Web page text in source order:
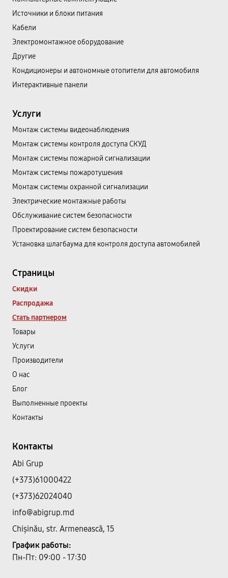
Источники и блоки питания
Кабели
Электромонтажное оборудование
Другие
Кондиционеры и автономные отопители для автомобиля
Интерактивные панели
Услуги
Монтаж системы видеонаблюдения
Монтаж системы контроля доступа СКУД
Монтаж системы пожарной сигнализации
Монтаж системы пожаротушения
Монтаж системы охранной сигнализации
Электрические монтажные работы
Обслуживание систем безопасности
Проектирование систем безопасности
Установка шлагбаума для контроля доступа автомобилей
Страницы
Скидки
Распродажа
Стать партнером
Товары
Услуги
Производители
О нас
Блог
Выполненные проекты
Контакты
Контакты
Abi Grup
(+373)61000422
(+373)62024040
info@abigrup.md
Chișinău, str. Armenească, 15
График работы:
Пн-Пт: 09:00 - 17:30